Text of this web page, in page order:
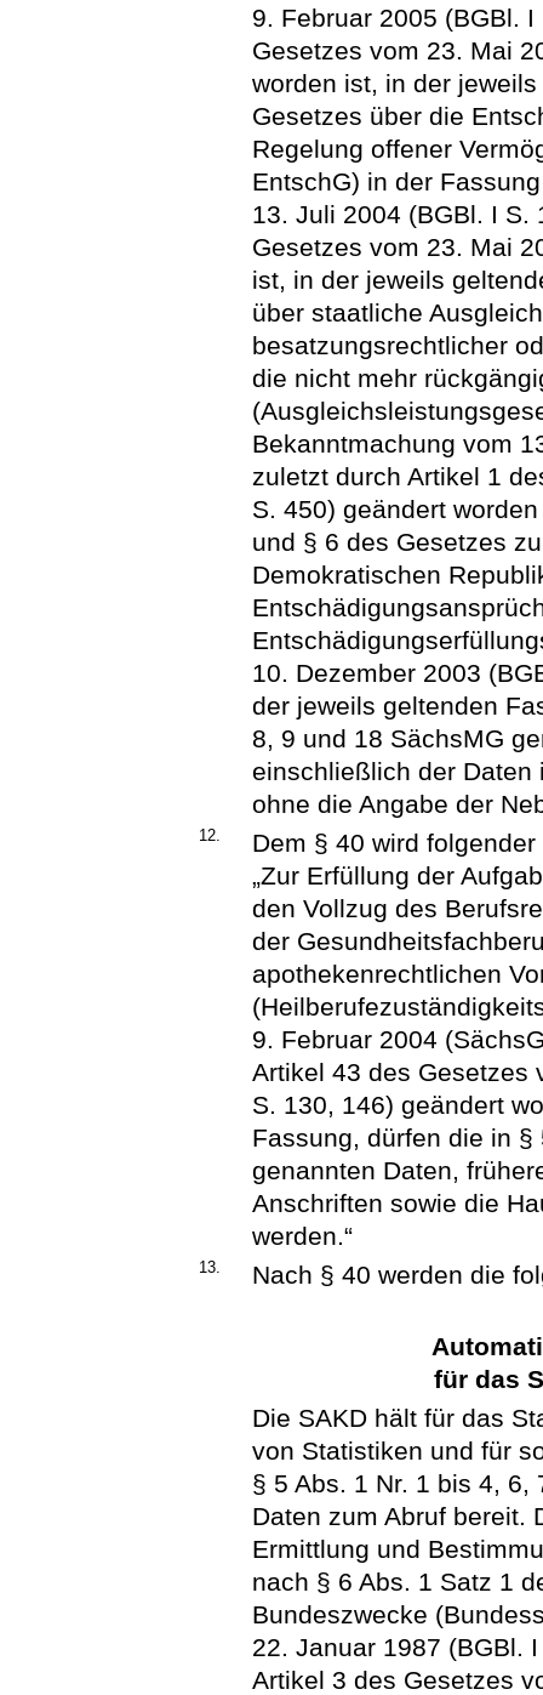
9. Februar 2005 (BGBl.
Gesetzes vom 23. Mai
worden ist, in der
Gesetzes über die
Regelung offener
EntschG) in der
13. Juli 2004 (BGBl. I S.
Gesetzes vom 23. Mai
ist, in der jeweils
über staatliche
besatzungsrechtlicher
die nicht mehr
Bekanntmachung vom
zuletzt durch Artikel 1
S. 450) geändert
und § 6 des Gesetzes
Demokratischen
10. Dezember 2003
der jeweils geltenden
8, 9 und 18 SächsMG
einschließlich der Daten
ohne die Angabe der
12.
Dem § 40 wird
„Zur Erfüllung der
den Vollzug des
der
apothekenrechtlichen
9. Februar 2004
Artikel 43 des Gesetzes
S. 130, 146) geändert
Fassung, dürfen die in
genannten Daten,
Anschriften sowie die
werden.“
13. Nach § 40 werden die
für das
Die SAKD hält für das
von Statistiken und für
§ 5 Abs. 1 Nr. 1 bis 4, 6,
Daten zum Abruf bereit.
Ermittlung und
nach § 6 Abs. 1 Satz 1
Bundeszwecke
22. Januar 1987 (BGBl.
Artikel 3 des Gesetzes